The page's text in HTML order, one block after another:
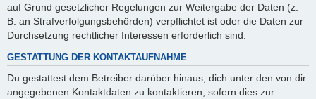
auf Grund gesetzlicher Regelungen zur Weitergabe der Daten (z.
B. an Strafverfolgungsbehörden) verpflichtet ist oder die Daten zur
Durchsetzung rechtlicher Interessen erforderlich sind.
GESTATTUNG DER KONTAKTAUFNAHME
Du gestattest dem Betreiber darüber hinaus, dich unter den von dir
angegebenen Kontaktdaten zu kontaktieren, sofern dies zur